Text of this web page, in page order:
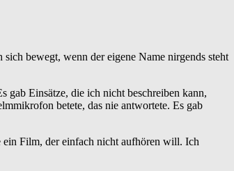
bewegt, wenn der eigene Name nirgends steht
gab Einsätze, die ich nicht beschreiben kann,
betete, das nie antwortete. Es gab
ein Film, der einfach nicht aufhören will. Ich